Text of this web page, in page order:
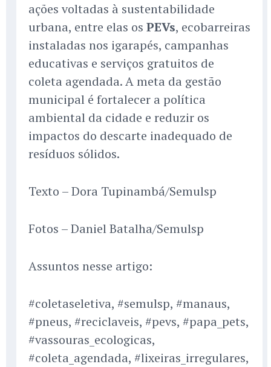
ações voltadas à sustentabilidade
urbana, entre elas os PEVs, ecobarreiras
instaladas nos igarapés, campanhas
educativas e serviços gratuitos de
coleta agendada. A meta da gestão
municipal é fortalecer a política
ambiental da cidade e reduzir os
impactos do descarte inadequado de
resíduos sólidos.
Texto – Dora Tupinambá/Semulsp
Fotos – Daniel Batalha/Semulsp
Assuntos nesse artigo:
#coletaseletiva, #semulsp, #manaus,
#pneus, #reciclaveis, #pevs, #papa_pets,
#vassouras_ecologicas,
#coleta_agendada, #lixeiras_irregulares,